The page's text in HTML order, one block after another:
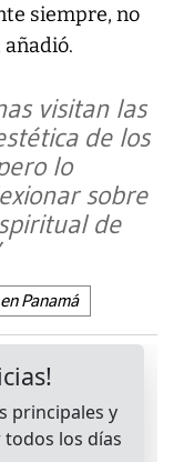
siempre, no
añadió.
visitan las
de los
lo
sobre
de
Panamá